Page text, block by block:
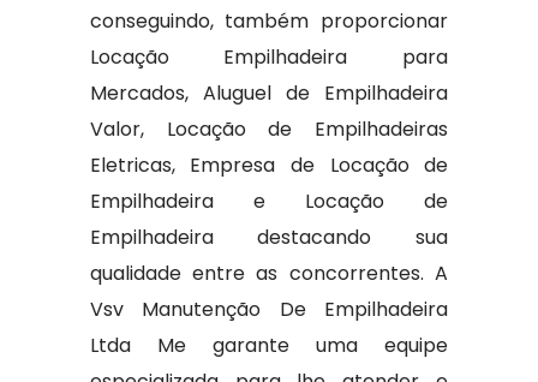
conseguindo, também proporcionar
Locação Empilhadeira para
Mercados, Aluguel de Empilhadeira
Valor, Locação de Empilhadeiras
Eletricas, Empresa de Locação de
Empilhadeira e Locação de
Empilhadeira destacando sua
qualidade entre as concorrentes. A
Vsv Manutenção De Empilhadeira
Ltda Me garante uma equipe